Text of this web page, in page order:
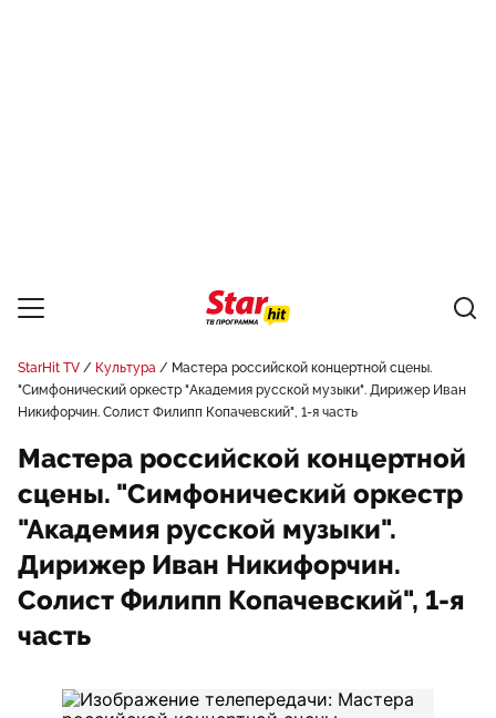
StarHit TV Культура
Мастера российской концертной сцены.
"Симфонический оркестр "Академия русской музыки". Дирижер Иван
Никифорчин. Солист Филипп Копачевский", 1-я часть
Мастера российской концертной
сцены. "Симфонический оркестр
"Академия русской музыки".
Дирижер Иван Никифорчин.
Солист Филипп Копачевский", 1-я
часть